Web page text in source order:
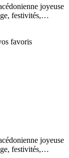
joyeuse
festivités,…
joyeuse
festivités,…